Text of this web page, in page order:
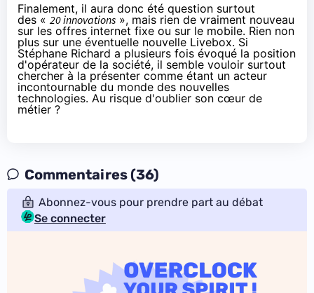
Finalement, il aura donc été question surtout
des « 20 innovations », mais rien de vraiment nouveau
sur les offres internet fixe ou sur le mobile. Rien non
plus sur une éventuelle nouvelle Livebox. Si
Stéphane Richard a plusieurs fois évoqué la position
d'opérateur de la société, il semble vouloir surtout
chercher à la présenter comme étant un acteur
incontournable du monde des nouvelles
technologies. Au risque d'oublier son cœur de
métier ?
Commentaires (36)
Abonnez-vous pour prendre part au débat
Se connecter